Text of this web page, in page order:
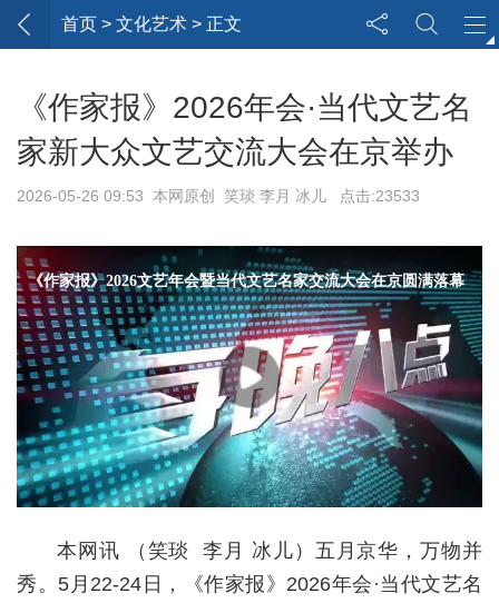
首页 > 文化艺术 > 正文
《作家报》2026年会·当代文艺名
家新大众文艺交流大会在京举办
2026-05-26 09:53 本网原创 笑琰 李月 冰儿 点击:23533
本网讯 （ 笑琰 李月 冰儿）五月京华，万物并
秀。5月22-24日，《作家报》2026年会·当代文艺名